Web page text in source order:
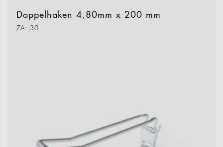
Doppelhaken 4,80mm x 200 mm
ZA: 30